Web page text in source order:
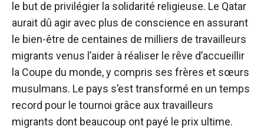
le but de privilégier la solidarité religieuse. Le Qatar
aurait dû agir avec plus de conscience en assurant
le bien-être de centaines de milliers de travailleurs
migrants venus l’aider à réaliser le rêve d’accueillir
la Coupe du monde, y compris ses frères et sœurs
musulmans. Le pays s’est transformé en un temps
record pour le tournoi grâce aux travailleurs
migrants dont beaucoup ont payé le prix ultime.